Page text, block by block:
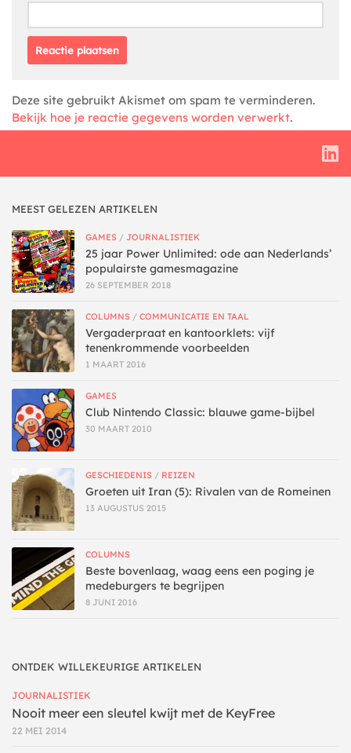
Deze site gebruikt Akismet om spam te verminderen.
Bekijk hoe je reactie gegevens worden verwerkt.
MEEST GELEZEN ARTIKELEN
GAMES / JOURNALISTIEK
25 jaar Power Unlimited: ode aan Nederlands’
populairste gamesmagazine
26 SEPTEMBER 2018
COLUMNS / COMMUNICATIE EN TAAL
Vergaderpraat en kantoorklets: vijf
tenenkrommende voorbeelden
1 MAART 2016
GAMES
Club Nintendo Classic: blauwe game-bijbel
30 MAART 2010
GESCHIEDENIS / REIZEN
Groeten uit Iran (5): Rivalen van de Romeinen
13 AUGUSTUS 2015
COLUMNS
Beste bovenlaag, waag eens een poging je
medeburgers te begrijpen
8 JUNI 2016
ONTDEK WILLEKEURIGE ARTIKELEN
JOURNALISTIEK
Nooit meer een sleutel kwijt met de KeyFree
22 MEI 2014